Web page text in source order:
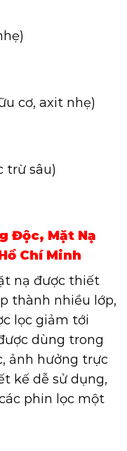
cơ, axit nhẹ)
trừ sâu)
Độc, Mặt Nạ
Chí Minh
nạ được thiết
thành nhiều lớp,
lọc giảm tới
dùng trong
ảnh hưởng trực
kế dễ sử dụng,
phin lọc một